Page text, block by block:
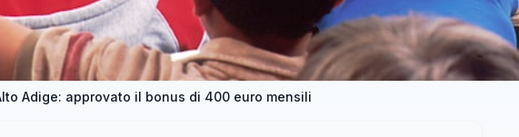
Adige: approvato il bonus di 400 euro mensili